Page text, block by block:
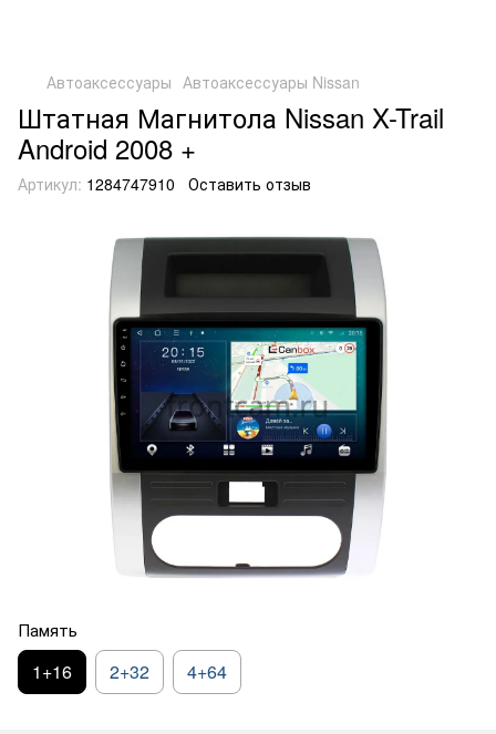
Автоаксессуары Автоаксессуары Nissan
Штатная Магнитола Nissan X-Trail
Android 2008 +
Артикул: 1284747910 Оставить отзыв
Память
1+16 2+32 4+64